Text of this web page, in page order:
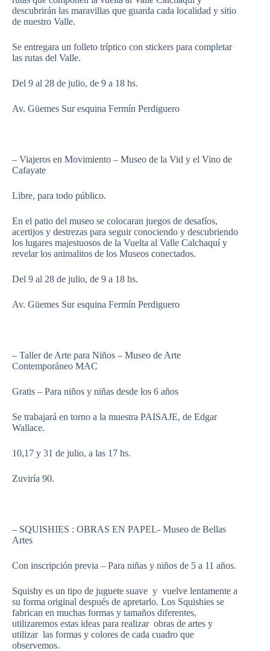
descubrirán las maravillas que guarda cada localidad y sitio
de nuestro Valle.
Se entregara un folleto tríptico con stickers para completar
las rutas del Valle.
Del 9 al 28 de julio, de 9 a 18 hs.
Av. Güemes Sur esquina Fermín Perdiguero
– Viajeros en Movimiento – Museo de la Vid y el Vino de
Cafayate
Libre, para todo público.
En el patio del museo se colocaran juegos de desafíos,
acertijos y destrezas para seguir conociendo y descubriendo
los lugares majestuosos de la Vuelta al Valle Calchaquí y
revelar los animalitos de los Museos conectados.
Del 9 al 28 de julio, de 9 a 18 hs.
Av. Güemes Sur esquina Fermín Perdiguero
– Taller de Arte para Niños – Museo de Arte
Contemporáneo MAC
Gratis – Para niños y niñas desde los 6 años
Se trabajará en torno a la muestra PAISAJE, de Edgar
Wallace.
10,17 y 31 de julio, a las 17 hs.
Zuviría 90.
– SQUISHIES : OBRAS EN PAPEL- Museo de Bellas
Artes
Con inscripción previa – Para niñas y niños de 5 a 11 años.
Squishy es un tipo de juguete suave y vuelve lentamente a
su forma original después de apretarlo. Los Squishies se
fabrican en muchas formas y tamaños diferentes,
utilizaremos estas ideas para realizar obras de artes y
utilizar las formas y colores de cada cuadro que
observemos.